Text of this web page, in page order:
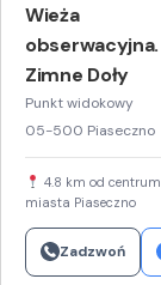
Wieża
obserwacyjna.
Zimne Doły
Punkt widokowy
05-500 Piaseczno
4.8 km od centrum
miasta Piaseczno
Zadzwoń